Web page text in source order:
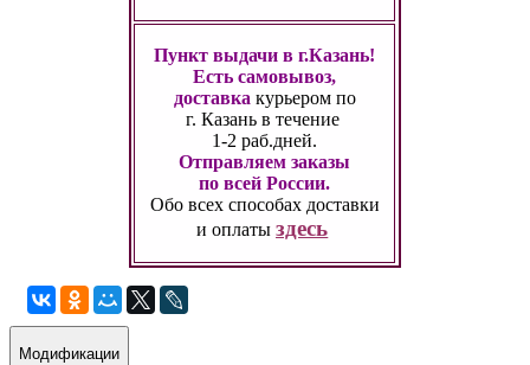
Пункт выдачи в г.Казань!
Есть самовывоз,
доставка курьером по
г. Казань в течение
1-2 раб.дней.
Отправляем заказы
по всей России.
Обо всех способах доставки
и оплатыздесь
Модификации